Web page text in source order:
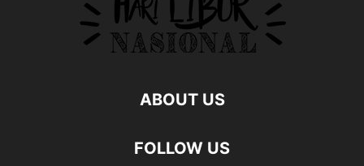
ABOUT US
FOLLOW US